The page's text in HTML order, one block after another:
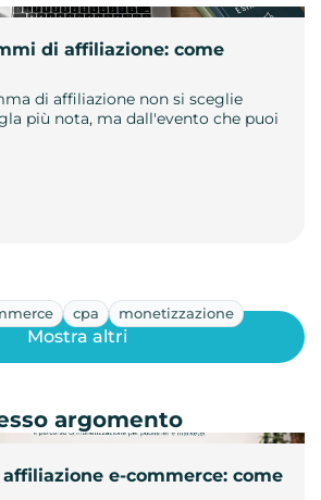
di affiliazione: come
di affiliazione non si sceglie
più nota, ma dall'evento che puoi
cpa monetizzazione
e-commerce: come
Mostra altri
argomento